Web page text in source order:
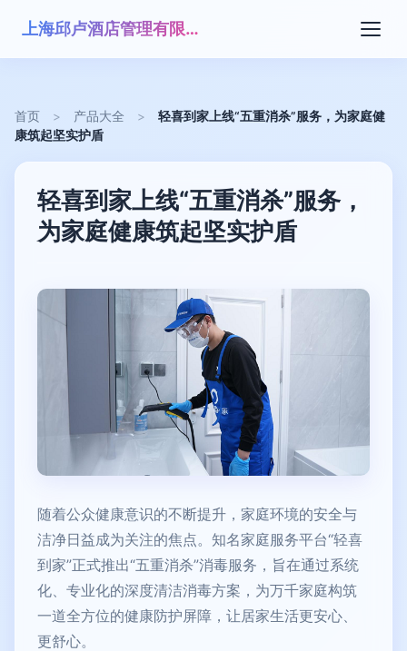
上海邱卢酒店管理有限公司
首页 > 产品大全 >
轻喜到家上线“五重消杀”服务，为家庭健
康筑起坚实护盾
轻喜到家上线“五重消杀”服务，
为家庭健康筑起坚实护盾
随着公众健康意识的不断提升，家庭环境的安全与
洁净日益成为关注的焦点。知名家庭服务平台“轻喜
到家”正式推出“五重消杀”消毒服务，旨在通过系统
化、专业化的深度清洁消毒方案，为万千家庭构筑
一道全方位的健康防护屏障，让居家生活更安心、
更舒心。